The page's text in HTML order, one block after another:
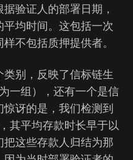
验证人的部署日期，
均时间。这包括一次
不包括质押提供者。
别，反映了信标链生
一组），还有一个是信
讶的是，我们检测到
其平均存款时长早于以
这些存款人归结为那